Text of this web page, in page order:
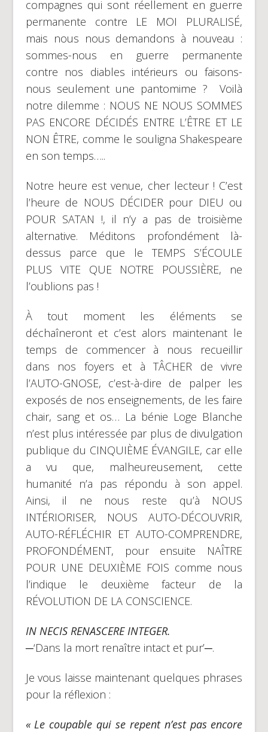
compagnes qui sont réellement en guerre
permanente contre LE MOI PLURALISÉ,
mais nous nous demandons à nouveau :
sommes-nous en guerre permanente
contre nos diables intérieurs ou faisons-
nous seulement une pantomime ? Voilà
notre dilemme : NOUS NE NOUS SOMMES
PAS ENCORE DÉCIDÉS ENTRE L’ÊTRE ET LE
NON ÊTRE, comme le souligna Shakespeare
en son temps…..
Notre heure est venue, cher lecteur ! C’est
l’heure de NOUS DÉCIDER pour DIEU ou
POUR SATAN !, il n’y a pas de troisième
alternative. Méditons profondément là-
dessus parce que le TEMPS S’ÉCOULE
PLUS VITE QUE NOTRE POUSSIÈRE, ne
l’oublions pas !
À tout moment les éléments se
déchaîneront et c’est alors maintenant le
temps de commencer à nous recueillir
dans nos foyers et à TÂCHER de vivre
l’AUTO-GNOSE, c’est-à-dire de palper les
exposés de nos enseignements, de les faire
chair, sang et os… La bénie Loge Blanche
n’est plus intéressée par plus de divulgation
publique du CINQUIÈME ÉVANGILE, car elle
a vu que, malheureusement, cette
humanité n’a pas répondu à son appel.
Ainsi, il ne nous reste qu’à NOUS
INTÉRIORISER, NOUS AUTO-DÉCOUVRIR,
AUTO-RÉFLÉCHIR ET AUTO-COMPRENDRE,
PROFONDÉMENT, pour ensuite NAÎTRE
POUR UNE DEUXIÈME FOIS comme nous
l’indique le deuxième facteur de la
RÉVOLUTION DE LA CONSCIENCE.
IN NECIS RENASCERE INTEGER.
─‘Dans la mort renaître intact et pur’─.
Je vous laisse maintenant quelques phrases
pour la réflexion :
« Le coupable qui se repent n’est pas encore